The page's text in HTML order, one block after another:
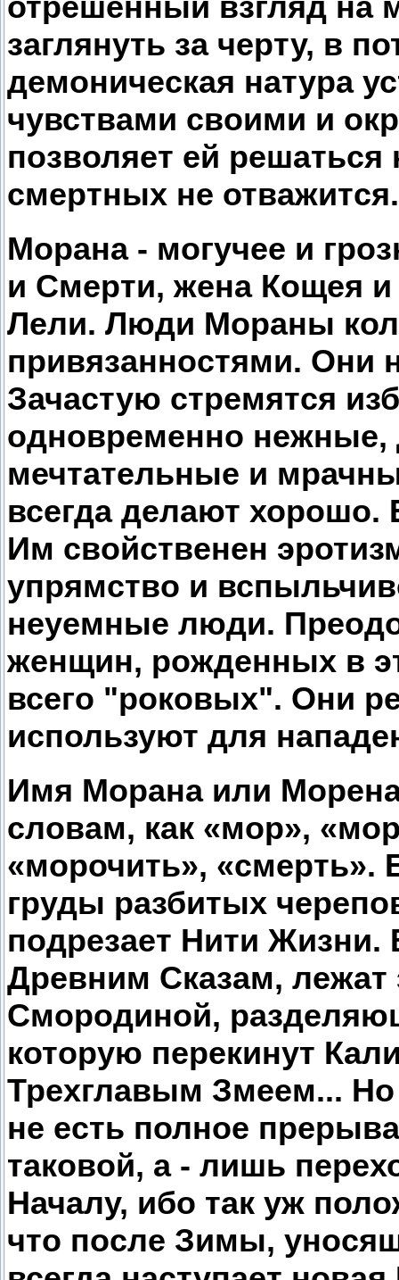
заглянуть за черту, в
демоническая натура
чувствами своими и
позволяет ей решаться
смертных не отважится.
Морана - могучее и
и Смерти, жена Кощея
Лели. Люди Мораны
привязанностями. Они
Зачастую стремятся
одновременно
мечтательные и
всегда делают хорошо.
Им свойственен
упрямство и
неуемные люди.
женщин, рожденных в
всего "роковых". Они
используют для
Имя Морана или
словам, как «мор»,
«морочить»,
груды разбитых
подрезает Нити
Древним Сказам, лежат
Смородиной,
которую перекинут
Трехглавым Змеем...
не есть полное
таковой, а - лишь
Началу, ибо так уж
что после Зимы,